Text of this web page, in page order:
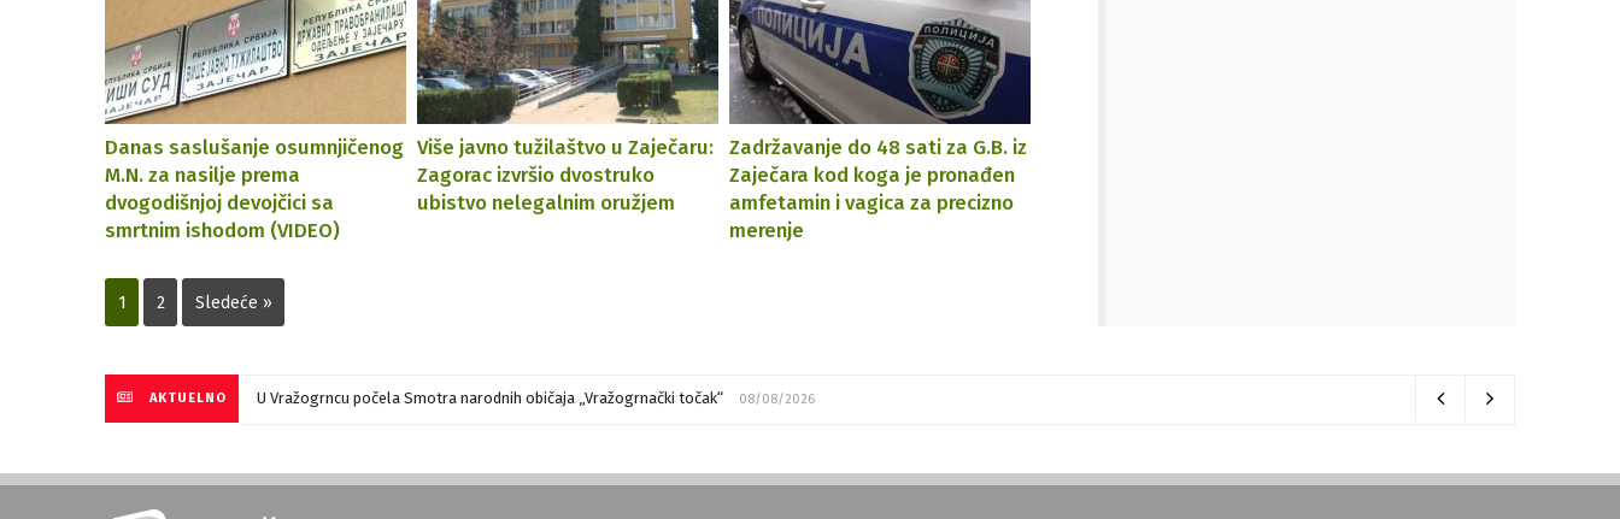
Danas saslušanje osumnjičenog
M.N. za nasilje prema
dvogodišnjoj devojčici sa
smrtnim ishodom (VIDEO)
Više javno tužilaštvo u Zaječaru:
Zagorac izvršio dvostruko
ubistvo nelegalnim oružjem
Zadržavanje do 48 sati za G.B. iz
Zaječara kod koga je pronađen
amfetamin i vagica za precizno
merenje
1 2 Sledeće »
AKTUELNO U Vražogrncu počela Smotra narodnih običaja „Vražogrnački točak“ 08/08/2026